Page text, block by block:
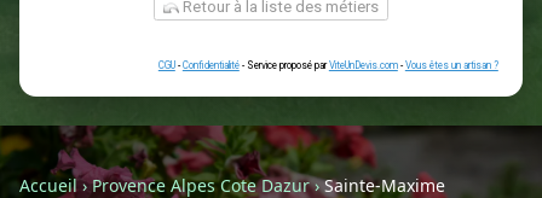
ou
Accueil›Provence Alpes Cote Dazur›Sainte-Maxime